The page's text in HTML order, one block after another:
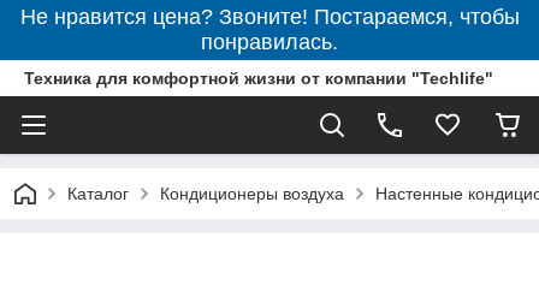
Не нравится цена? Звоните! Постараемся, чтобы
понравилась.
Техника для комфортной жизни от компании "Techlife"
Каталог Кондиционеры воздуха Настенные